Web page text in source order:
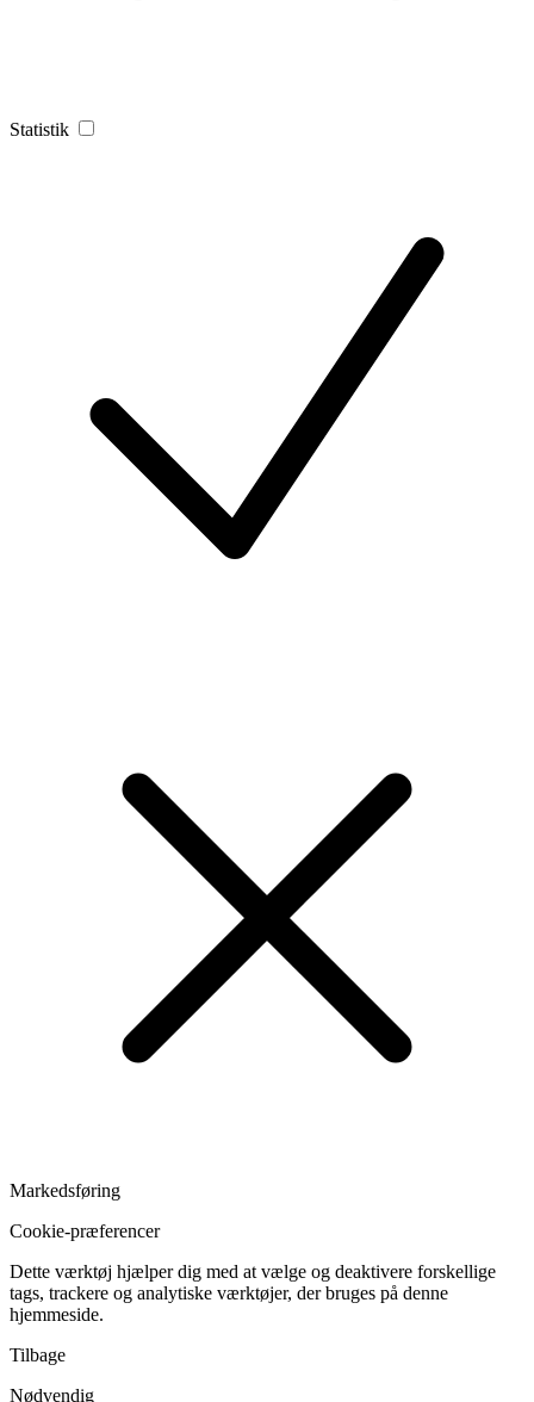
Statistik
Markedsføring
Cookie-præferencer
Dette værktøj hjælper dig med at vælge og deaktivere forskellige
tags, trackere og analytiske værktøjer, der bruges på denne
hjemmeside.
Tilbage
Nødvendig